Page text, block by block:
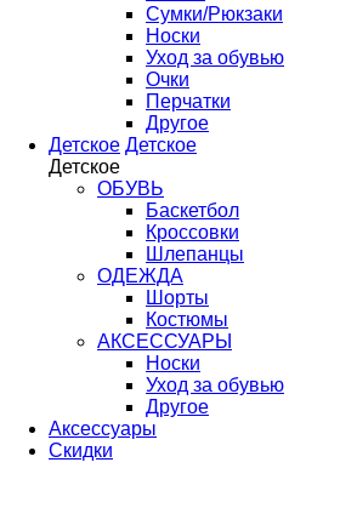
Сумки/Рюкзаки
Носки
Уход за обувью
Очки
Перчатки
Другое
Детское Детское
Детское
ОБУВЬ
Баскетбол
Кроссовки
Шлепанцы
ОДЕЖДА
Шорты
Костюмы
АКСЕССУАРЫ
Носки
Уход за обувью
Другое
Аксессуары
Скидки